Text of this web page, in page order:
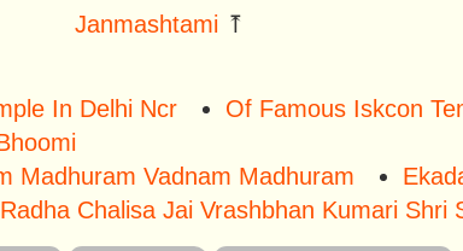
Janmashtami ⤒
In Delhi Ncr
Of Famous Iskcon
Madhuram Vadnam Madhuram
Chalisa Jai Vrashbhan Kumari Shri